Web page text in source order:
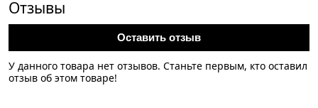
Отзывы
Оставить отзыв
У данного товара нет отзывов. Станьте первым, кто оставил
отзыв об этом товаре!